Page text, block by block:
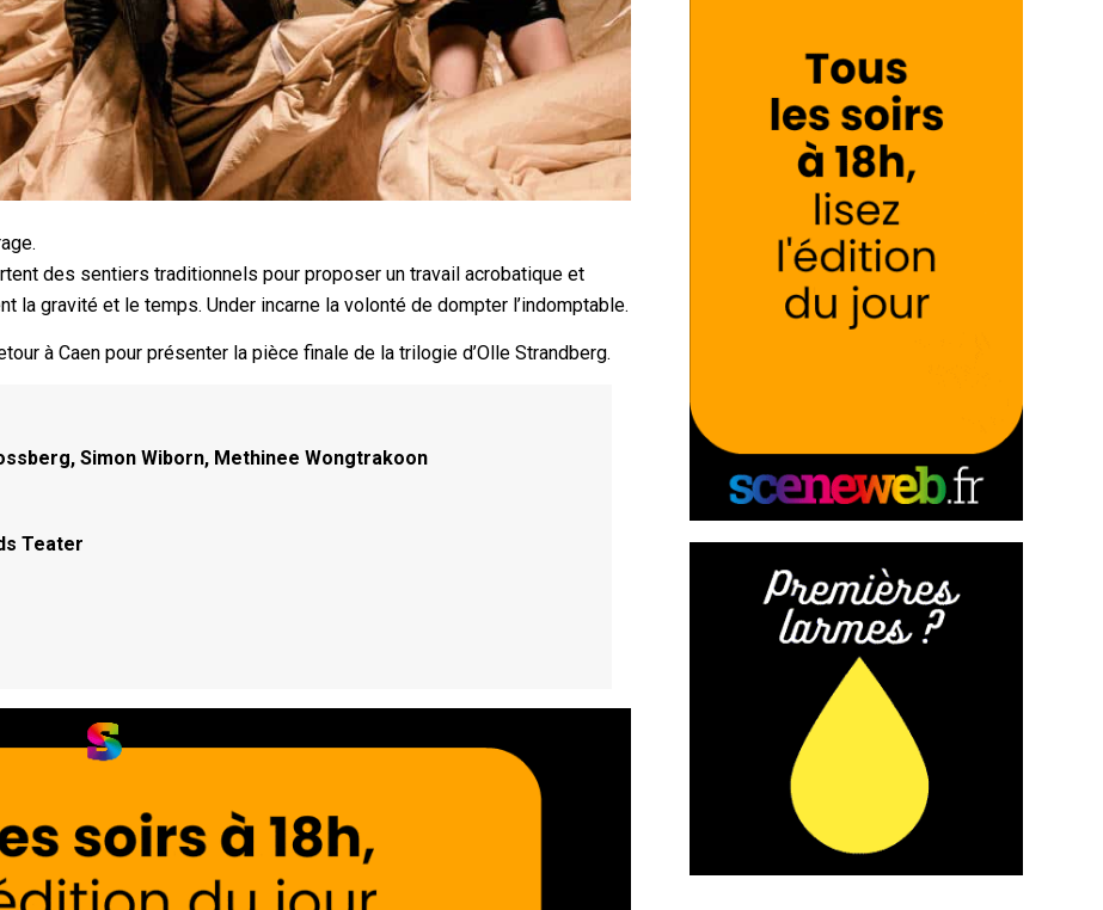
des sentiers traditionnels pour proposer un travail acrobatique et
la gravité et le temps. Under incarne la volonté de dompter l’indomptable.
à Caen pour présenter la pièce finale de la trilogie d’Olle Strandberg.
Simon Wiborn, Methinee Wongtrakoon
Teater